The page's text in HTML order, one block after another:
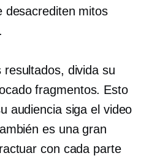
desacrediten mitos
divida su
fragmentos. Esto
audiencia siga el video
es una gran
con cada parte